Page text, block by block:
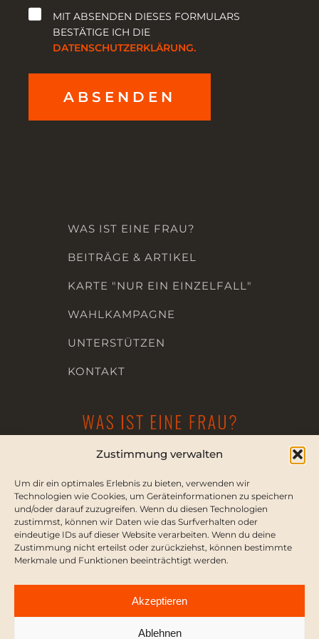
Zustimmung verwalten
Um dir ein optimales Erlebnis zu bieten, verwenden wir
Technologien wie Cookies, um Geräteinformationen zu speichern
und/oder darauf zuzugreifen. Wenn du diesen Technologien
zustimmst, können wir Daten wie das Surfverhalten oder
eindeutige IDs auf dieser Website verarbeiten. Wenn du deine
Zustimmung nicht erteilst oder zurückziehst, können bestimmte
Merkmale und Funktionen beeinträchtigt werden.
Akzeptieren
Ablehnen
MIT ABSENDEN DIESES FORMULARS
BESTÄTIGE ICH DIE
DATENSCHUTZERKLÄRUNG.
ABSENDEN
WAS IST EINE FRAU?
BEITRÄGE & ARTIKEL
KARTE "NUR EIN EINZELFALL"
WAHLKAMPAGNE
UNTERSTÜTZEN
KONTAKT
Die Dialogplattform für Frauenrechte
KONTAKT
PRESSE